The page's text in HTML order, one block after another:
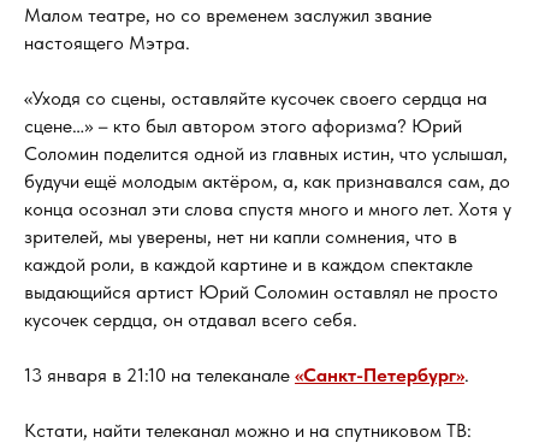
Малом театре, но со временем заслужил звание
настоящего Мэтра.
«Уходя со сцены, оставляйте кусочек своего сердца на
сцене…» – кто был автором этого афоризма? Юрий
Соломин поделится одной из главных истин, что услышал,
будучи ещё молодым актёром, а, как признавался сам, до
конца осознал эти слова спустя много и много лет. Хотя у
зрителей, мы уверены, нет ни капли сомнения, что в
каждой роли, в каждой картине и в каждом спектакле
выдающийся артист Юрий Соломин оставлял не просто
кусочек сердца, он отдавал всего себя.
13 января в 21:10 на телеканале «Санкт-Петербург».
Кстати, найти телеканал можно и на спутниковом ТВ: